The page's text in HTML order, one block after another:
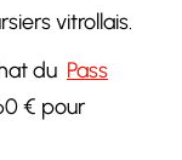
vitrollais.
du Pass
€ pour